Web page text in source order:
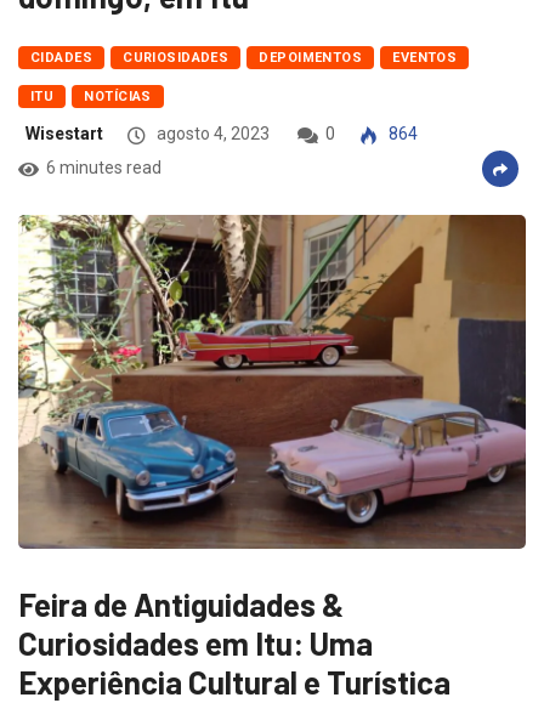
CIDADES CURIOSIDADES DEPOIMENTOS EVENTOS
ITU NOTÍCIAS
Wisestart agosto 4, 2023 0
864
6 minutes read
Feira de Antiguidades &
Curiosidades em Itu: Uma
Experiência Cultural e Turística